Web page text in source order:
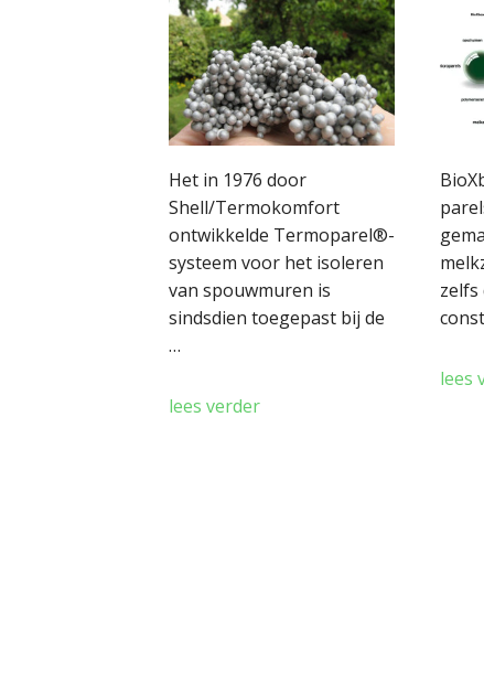
Het in 1976 door
Shell/Termokomfort
ontwikkelde Termoparel®-
systeem voor het isoleren
van spouwmuren is
sindsdien toegepast bij de
…
lees verder
zelfs
lees